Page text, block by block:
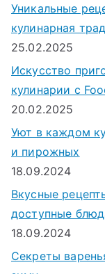
Уникальные
кулинарная
25.02.2025
Искусство
кулинарии с
20.02.2025
Уют в каждом
и пирожных
18.09.2024
Вкусные
доступные
18.09.2024
Секреты